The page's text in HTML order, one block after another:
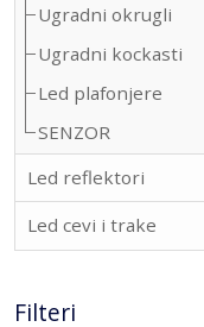
Ugradni okrugli
Ugradni kockasti
Led plafonjere
SENZOR
Led reflektori
Led cevi i trake
Filteri